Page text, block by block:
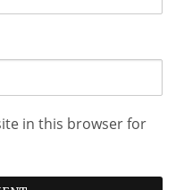
in this browser for